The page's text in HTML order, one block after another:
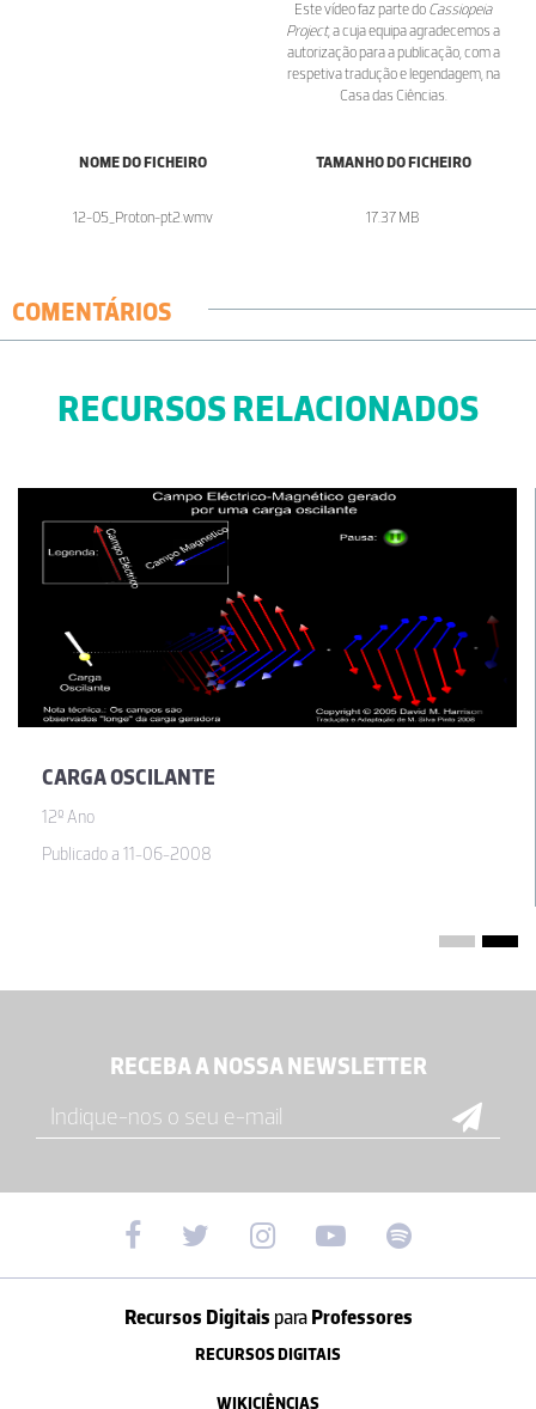
Este vídeo faz parte do Cassiopeia
Project, a cuja equipa agradecemos a
autorização para a publicação, com a
respetiva tradução e legendagem, na
Casa das Ciências.
NOME DO FICHEIRO
12-05_Proton-pt2.wmv
TAMANHO DO FICHEIRO
17.37 MB
COMENTÁRIOS
RECURSOS RELACIONADOS
CARGA OSCILANTE
12º Ano
Publicado a 11-06-2008
RECEBA A NOSSA NEWSLETTER
Recursos Digitais paraProfessores
RECURSOS DIGITAIS
WIKICIÊNCIAS